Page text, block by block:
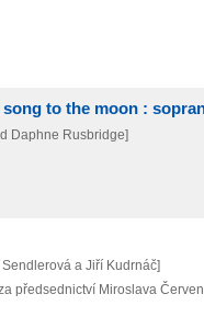
to the moon :
Daphne Rusbridge]
a Jiří Kudrnáč]
předsednictví Miroslava